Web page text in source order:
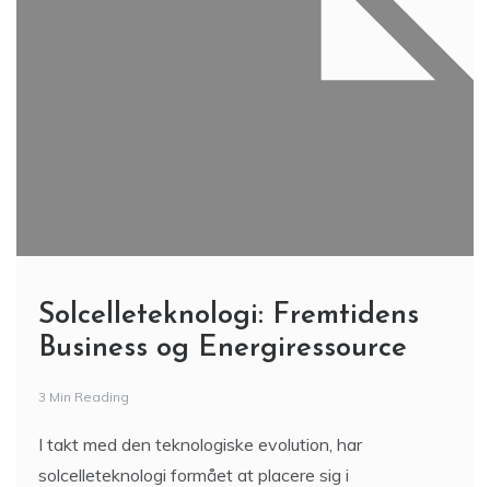
Solcelleteknologi: Fremtidens
Business og Energiressource
3 Min Reading
I takt med den teknologiske evolution, har
solcelleteknologi formået at placere sig i